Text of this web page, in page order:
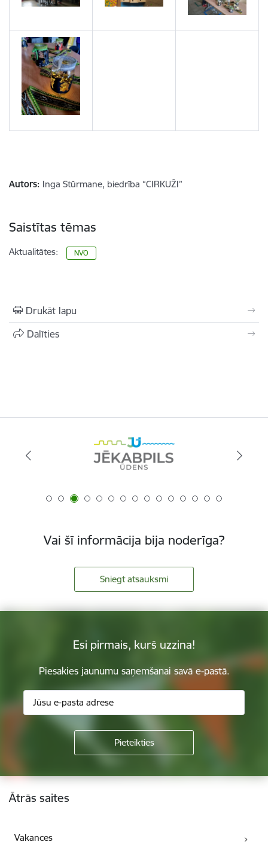
Autors: Inga Stūrmane, biedrība “CIRKUŽI”
Saistītas tēmas
Aktualitātes: NVO
Drukāt lapu
Dalīties
Vai šī informācija bija noderīga?
Sniegt atsauksmi
Esi pirmais, kurš uzzina!
Piesakies jaunumu saņemšanai savā e-pastā.
Kājene
Ātrās saites
Vakances